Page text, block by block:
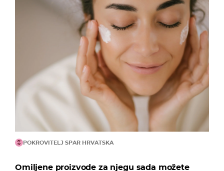
POKROVITELJ SPAR HRVATSKA
Omiljene proizvode za njegu sada možete